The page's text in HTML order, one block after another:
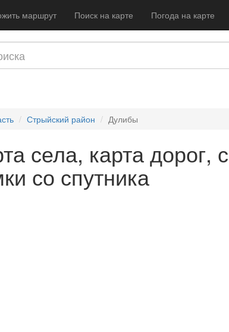
маршрут Поиск на карте Погода на карте
Стрыйский район Дулибы
села, карта дорог,
со спутника